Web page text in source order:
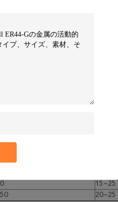
≤0.025 ≤0.025
ガス
15~25
20~25